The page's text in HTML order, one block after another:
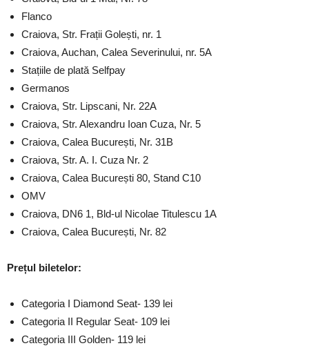
Flanco
Craiova, Str. Frații Golești, nr. 1
Craiova, Auchan, Calea Severinului, nr. 5A
Stațiile de plată Selfpay
Germanos
Craiova, Str. Lipscani, Nr. 22A
Craiova, Str. Alexandru Ioan Cuza, Nr. 5
Craiova, Calea București, Nr. 31B
Craiova, Str. A. I. Cuza Nr. 2
Craiova, Calea București 80, Stand C10
OMV
Craiova, DN6 1, Bld-ul Nicolae Titulescu 1A
Craiova, Calea București, Nr. 82
Prețul biletelor:
Categoria I Diamond Seat- 139 lei
Categoria II Regular Seat- 109 lei
Categoria III Golden- 119 lei